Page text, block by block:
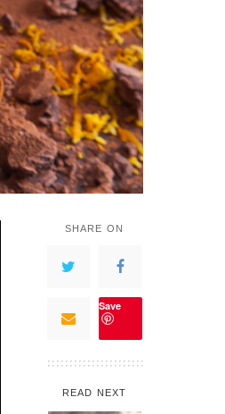
SHARE ON
Save
READ NEXT